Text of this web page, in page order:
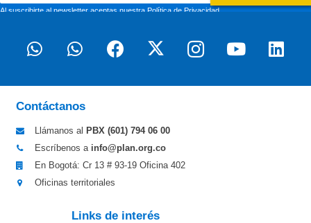
Al suscribirte al newsletter aceptas nuestraPolítica de Privacidad
Contáctanos
Llámanos al PBX (601) 794 06 00
Escríbenos a info@plan.org.co
En Bogotá: Cr 13 # 93-19 Oficina 402
Oficinas territoriales
Links de interés